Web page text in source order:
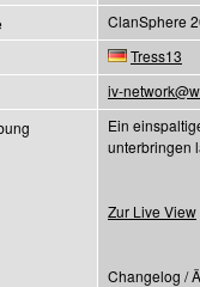
ClanSphere
Tress13
iv-
Ein
unterbringen
Zur Live View
Changelog /